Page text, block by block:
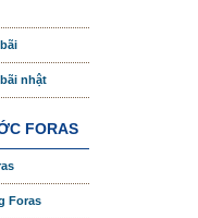
nhật
FORAS
Foras